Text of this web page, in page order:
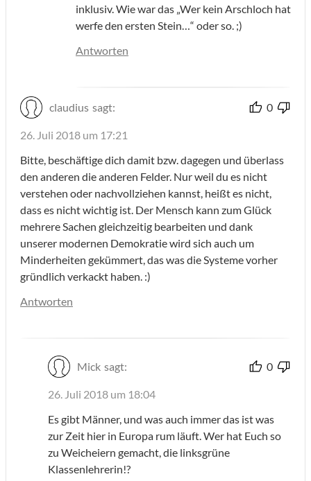
inklusiv. Wie war das „Wer kein Arschloch hat
werfe den ersten Stein…“ oder so. ;)
Antworten
claudius sagt: 0
26. Juli 2018 um 17:21
Bitte, beschäftige dich damit bzw. dagegen und überlass
den anderen die anderen Felder. Nur weil du es nicht
verstehen oder nachvollziehen kannst, heißt es nicht,
dass es nicht wichtig ist. Der Mensch kann zum Glück
mehrere Sachen gleichzeitig bearbeiten und dank
unserer modernen Demokratie wird sich auch um
Minderheiten gekümmert, das was die Systeme vorher
gründlich verkackt haben. :)
Antworten
Mick sagt: 0
26. Juli 2018 um 18:04
Es gibt Männer, und was auch immer das ist was
zur Zeit hier in Europa rum läuft. Wer hat Euch so
zu Weicheiern gemacht, die linksgrüne
Klassenlehrerin!?